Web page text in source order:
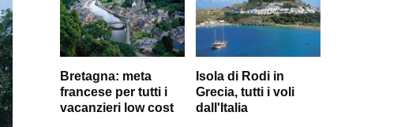
Bretagna: meta
francese per tutti i
vacanzieri low cost
Isola di Rodi in
Grecia, tutti i voli
dall'Italia